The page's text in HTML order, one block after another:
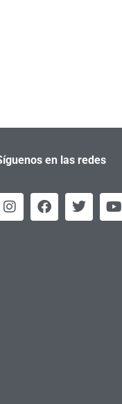
en las redes